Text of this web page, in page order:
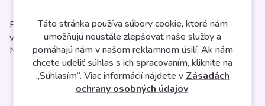
Peripetie zažívame aj s predložkouvzhľadom. Mali by ste
vedieť, že spojenie „vzhľadom k tomu“ je úplne nesprávne.
Namiesto toho zvoľte radšejvzhľadom na to , príklad:
Vzhľadom na jej zdravotný stavjej lekár odporučil
zostať v posteli.
Táto stránka používa súbory cookie, ktoré nám
umožňujú neustále zlepšovať naše služby a
pomáhajú nám v našom reklamnom úsilí. Ak nám
chcete udeliť súhlas s ich spracovaním, kliknite na
„Súhlasím“. Viac informácií nájdete vZásadách
ochrany osobných údajov.